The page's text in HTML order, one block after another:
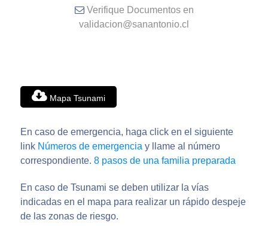
Verifique Documentos en
validacion@sanantonio.cl
Mapa Tsunami
En caso de emergencia, haga click en el siguiente
link Números de emergencia y llame al número
correspondiente. 8 pasos de una familia preparada
En caso de Tsunami se deben utilizar la vías
indicadas en el mapa para realizar un rápido despeje
de las zonas de riesgo.